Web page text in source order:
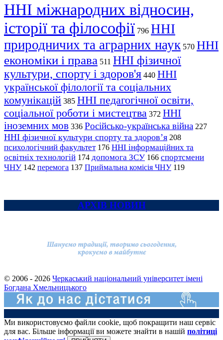
ННІ міжнародних відносин,
історії та філософії 796 ННІ
природничих та аграрних наук 570 ННІ
економіки і права 511 ННІ фізичної
культури, спорту і здоров'я 440 ННІ
української філології та соціальних
комунікацій 385 ННІ педагогічної освіти,
соціальної роботи і мистецтва 372 ННІ
іноземних мов 336 Російсько-українська війна 227
ННІ фізичної культури спорту та здоров’я 208
психологічний факультет 176 ННІ інформаційних та
освітніх технологій 174 допомога ЗСУ 166 спортсмени
ЧНУ 142 перемога 137 Приймальна комісія ЧНУ 119
АРХІВ НОВИН
© 2006 - 2026 Черкаський національний університет імені
Богдана Хмельницького
Ми використовуємо файли cookie, щоб покращити наш сервіс
для вас. Більше інформації ви можете знайти в нашій політиці